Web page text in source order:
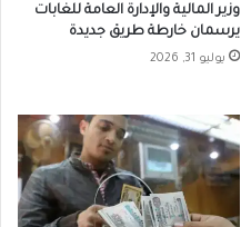
وزير المالية والإدارة العامة للغابات
يرسمان خارطة طريق جديدة
يوليو 31, 2026